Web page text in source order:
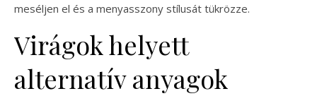
meséljen el és a menyasszony stílusát tükrözze.
Virágok helyett
alternatív anyagok